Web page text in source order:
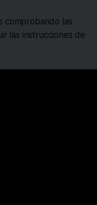
comprobando las
las instrucciones de